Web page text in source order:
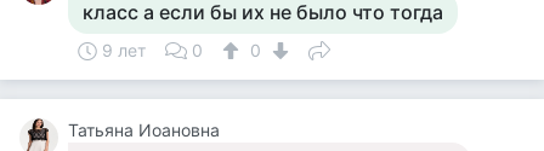
класс а если бы их не было что тогда
9 лет 0 0
Татьяна Иоановна